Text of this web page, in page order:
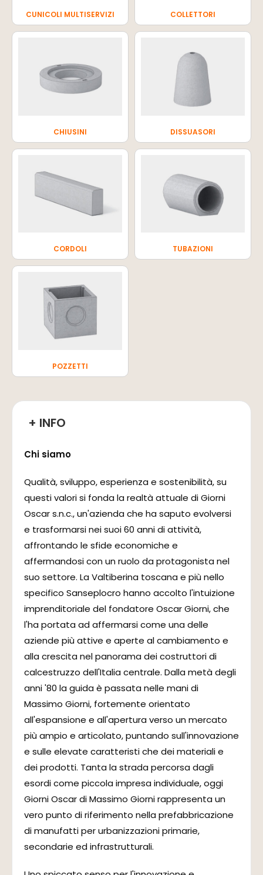
CUNICOLI MULTISERVIZI COLLETTORI
CHIUSINI DISSUASORI
CORDOLI TUBAZIONI
POZZETTI
+ INFO
Chi siamo
Qualità, sviluppo, esperienza e sostenibilità, su
questi valori si fonda la realtà attuale di Giorni
Oscar s.n.c., un'azienda che ha saputo evolversi
e trasformarsi nei suoi 60 anni di attività,
affrontando le sfide economiche e
affermandosi con un ruolo da protagonista nel
suo settore. La Valtiberina toscana e più nello
specifico Sanseplocro hanno accolto l'intuizione
imprenditoriale del fondatore Oscar Giorni, che
l'ha portata ad affermarsi come una delle
aziende più attive e aperte al cambiamento e
alla crescita nel panorama dei costruttori di
calcestruzzo dell'Italia centrale. Dalla metà degli
anni '80 la guida è passata nelle mani di
Massimo Giorni, fortemente orientato
all'espansione e all'apertura verso un mercato
più ampio e articolato, puntando sull'innovazione
e sulle elevate caratteristi che dei materiali e
dei prodotti. Tanta la strada percorsa dagli
esordi come piccola impresa individuale, oggi
Giorni Oscar di Massimo Giorni rappresenta un
vero punto di riferimento nella prefabbricazione
di manufatti per urbanizzazioni primarie,
secondarie ed infrastrutturali.